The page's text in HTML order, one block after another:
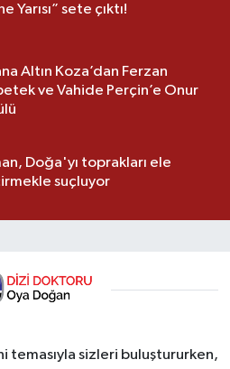
Yarısı” sete çıktı!
Altın Koza’dan Ferzan
ve Vahide Perçin’e Onur
Doğa'yı toprakları ele
suçluyor
sizleri buluştururken,